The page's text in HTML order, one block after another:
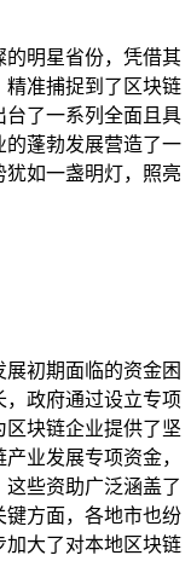
的明星省份，凭借其
精准捕捉到了区块链
台了一系列全面且具
的蓬勃发展营造了一
如一盏明灯，照亮
初期面临的资金困
政府通过设立专项
块链企业提供了坚
业发展专项资金，
些资助广泛涵盖了
键方面，各地市也纷
加大了对本地区块链